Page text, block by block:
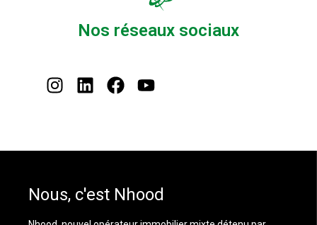
Nos réseaux sociaux
Nous, c'est Nhood